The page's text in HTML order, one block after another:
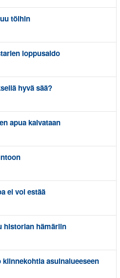
töihin
loppusaldo
hyvä sää?
apua kaivataan
ei voi estää
historian hämäriin
asuinalueeseen